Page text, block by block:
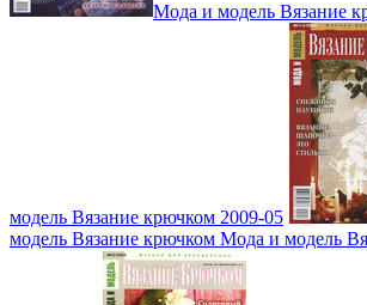
Мода и модель Вязание
модель Вязание крючком 2009-05
модель Вязание крючком Мода и модель